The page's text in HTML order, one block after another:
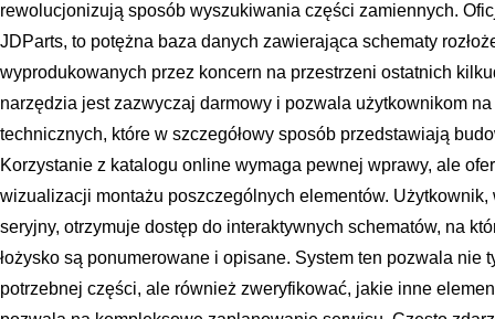
rewolucjonizują sposób wyszukiwania części zamiennych.
JDParts, to potężna baza danych zawierająca schematy
wyprodukowanych przez koncern na przestrzeni ostatnich
narzędzia jest zazwyczaj darmowy i pozwala użytkownikom
technicznych, które w szczegółowy sposób przedstawiają
Korzystanie z katalogu online wymaga pewnej wprawy, ale
wizualizacji montażu poszczególnych elementów.
seryjny, otrzymuje dostęp do interaktywnych schematów, na
łożysko są ponumerowane i opisane. System ten pozwala nie
potrzebnej części, ale również zweryfikować, jakie inne